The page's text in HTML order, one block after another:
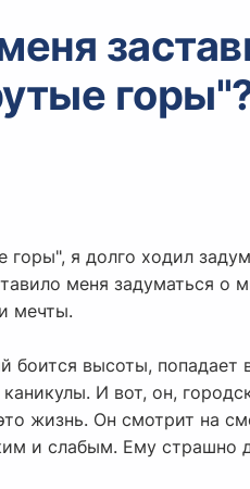
я долго ходил
меня задуматься о
мечты.
высоты, попадает
И вот, он,
жизнь. Он смотрит на
и слабым. Ему